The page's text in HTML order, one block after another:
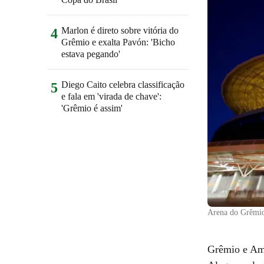
Arena do
Grêmio e
4 Marlon é direto sobre vitória do
Grêmio e exalta Pavón: 'Bicho
estava pegando'
5 Diego Caito celebra classificação
e fala em 'virada de chave':
'Grêmio é assim'